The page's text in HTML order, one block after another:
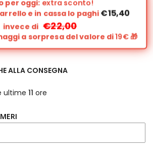
per oggi: extra sconto!
e in cassa lo paghi€15,40
invece di €22,00
a sorpresa del valore di19€🎁
ALLA CONSEGNA
ultime 11 ore